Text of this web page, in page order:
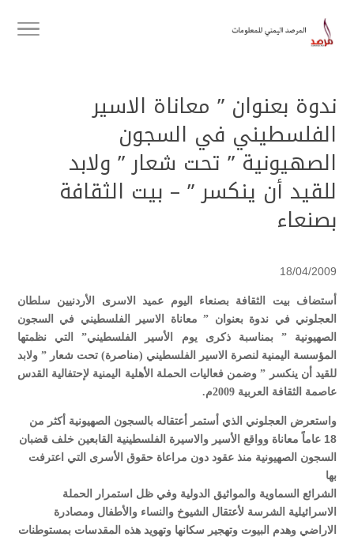
ندوة بعنوان ” معاناة الاسير
الفلسطيني في السجون
الصهيونية ” تحت شعار ” ولابد
للقيد أن ينكسر ” – بيت الثقافة
بصنعاء
18/04/2009
أستضاف بيت الثقافة بصنعاء اليوم عميد الاسرى الأردنيين سلطان
العجلوني في ندوة بعنوان ” معاناة الاسير الفلسطيني في السجون
الصهيونية ” بمناسبة ذكرى يوم الأسير الفلسطيني” التي نظمتها
المؤسسة اليمنية لنصرة الاسير الفلسطيني (مناصرة) تحت شعار ” ولابد
للقيد أن ينكسر ” وضمن فعاليات الحملة الأهلية اليمنية لإحتفالية القدس
عاصمة الثقافة العربية 2009م.
واستعرض العجلوني الذي أستمر أعتقاله بالسجون الصهيونية أكثر من
18 عاماً معاناة وواقع الأسير والاسيرة الفلسطينية القابعين خلف قضبان
السجون الصهيونية منذ عقود دون مراعاة حقوق الأسرى التي اعترفت
بها
الشرائع السماوية والمواثيق الدولية وفي ظل استمرار الحملة
الاسرائيلية الشرسة لأعتقال الشيوخ والنساء والأطفال ومصادرة
الاراضي وهدم البيوت وتهجير سكانها وتهويد هذه المقدسات بمستوطنات